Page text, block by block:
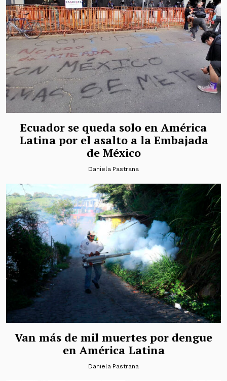
Ecuador se queda solo en América
Latina por el asalto a la Embajada
de México
Daniela Pastrana
Van más de mil muertes por dengue
en América Latina
Daniela Pastrana